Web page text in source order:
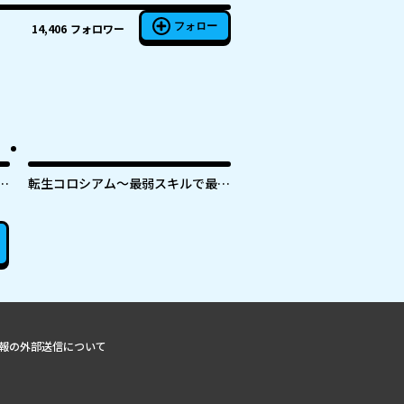
14,406 フォロワー フォロー
転生コロシアム～最弱スキルで最強
の外部送信について